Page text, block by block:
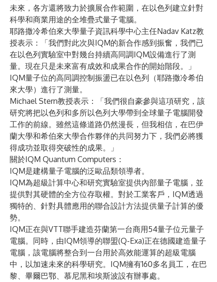
未來，各方還將致力於擴展合作範圍，在以色列建立針對
科學和商業用途的全堆疊式量子電腦。
耶路撒冷希伯來大學量子資訊科學中心主任Nadav Katz教
授表示：「我們對此次與IQM的新合作感到振奮，我們已
在以色列實驗室中對幾台持續高同調IQM設備進行了測
量。現在只是未來富有成效和成果合作的開始階段。」
IQM量子位的高同調控制振盪已在以色列（耶路撒冷希伯
來大學）進行了測量。
Michael Stern教授表示：「我們很自豪參與這項研究，該
研究將把以色列和多所以色列大學帶到全球量子電腦開發
工作的前線。雖然這條道路仍然漫長，但我相信，在巴伊
蘭大學和希伯來大學合作夥伴的共同努力下，我們必將獲
得成功並取得突破性的成果。」
關於IQM Quantum Computers：
IQM是建構量子電腦的泛歐品類領導者。
IQM為超級計算中心和研究實驗室提供內部量子電腦，並
提供對其硬體的全方位存取權。對於工業客戶，IQM透過
獨特的、針對具體應用的聯合設計方法提供量子計算的優
勢。
IQM正在與VTT聯手建造芬蘭第一台商用54量子位元量子
電腦。同時，由IQM領導的聯盟(Q-Exa)正在德國建造量子
電腦，該電腦將整合到一台用於高效能運算的超級電腦
中，以加速未來的科學研究。IQM擁有160多名員工，在巴
黎、畢爾巴鄂、慕尼黑和埃斯波設有辦事處。